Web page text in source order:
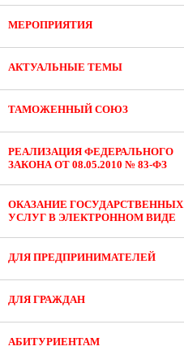
МЕРОПРИЯТИЯ
АКТУАЛЬНЫЕ ТЕМЫ
ТАМОЖЕННЫЙ СОЮЗ
РЕАЛИЗАЦИЯ ФЕДЕРАЛЬНОГО
ЗАКОНА ОТ 08.05.2010 № 83-ФЗ
ОКАЗАНИЕ ГОСУДАРСТВЕННЫХ
УСЛУГ В ЭЛЕКТРОННОМ ВИДЕ
ДЛЯ ПРЕДПРИНИМАТЕЛЕЙ
ДЛЯ ГРАЖДАН
АБИТУРИЕНТАМ